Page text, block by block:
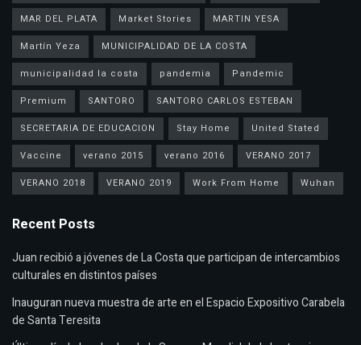
MAR DEL PLATA
Market Stories
MARTIN YESA
Martín Yeza
MUNICIPALIDAD DE LA COSTA
municipalidad la costa
pandemia
Pandemic
Premium
SANTORO
SANTORO CARLOS ESTEBAN
SECRETARIA DE EDUCACION
Stay Home
United Stated
Vaccine
verano 2015 verano 2016
VERANO 2017
VERANO 2018
VERANO 2019 Work From Home Wuhan
Recent Posts
Juan recibió a jóvenes de La Costa que participan de intercambios
culturales en distintos países
Inauguran nueva muestra de arte en el Espacio Expositivo Carabela
de Santa Teresita